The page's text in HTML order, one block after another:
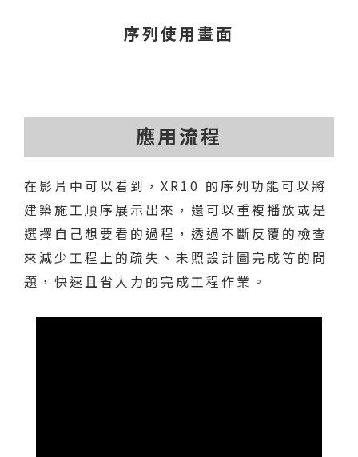
序列使用畫面
應用流程
在影片中可以看到，XR10 的序列功能可以將
建築施工順序展示出來，還可以重複播放或是
選擇自己想要看的過程，透過不斷反覆的檢查
來減少工程上的疏失、未照設計圖完成等的問
題，快速且省人力的完成工程作業。